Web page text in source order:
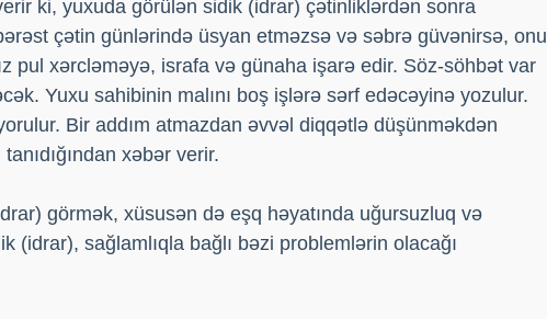
ki, yuxuda görülən sidik (idrar) çətinliklərdən sonra
çətin günlərində üsyan etməzsə və səbrə güvənirsə, onu
pul xərcləməyə, israfa və günaha işarə edir. Söz-söhbət var
Yuxu sahibinin malını boş işlərə sərf edəcəyinə yozulur.
Bir addım atmazdan əvvəl diqqətlə düşünməkdən
xəbər verir.
görmək, xüsusən də eşq həyatında uğursuzluq və
(idrar), sağlamlıqla bağlı bəzi problemlərin olacağı